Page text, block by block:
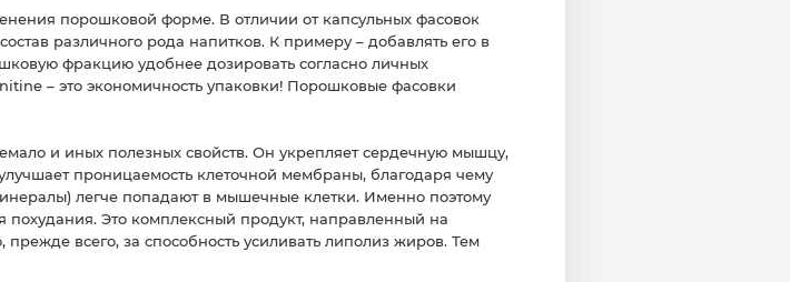
порошковой форме. В отличии от капсульных фасовок
различного рода напитков. К примеру – добавлять его в
фракцию удобнее дозировать согласно личных
– это экономичность упаковки! Порошковые фасовки
и иных полезных свойств. Он укрепляет сердечную мышцу,
проницаемость клеточной мембраны, благодаря чему
легче попадают в мышечные клетки. Именно поэтому
похудания. Это комплексный продукт, направленный на
всего, за способность усиливать липолиз жиров. Тем